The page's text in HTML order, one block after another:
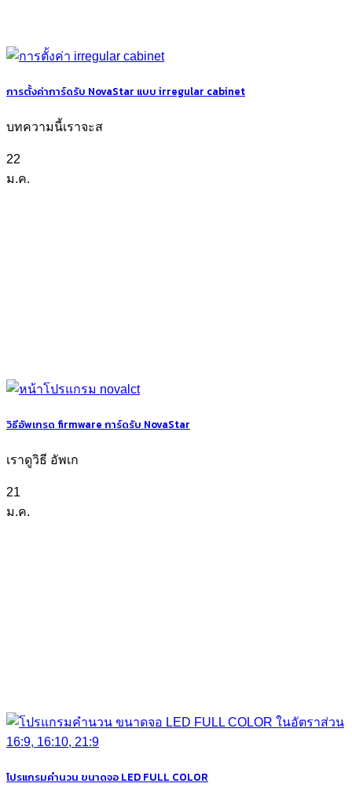
การตั้งค่าการ์ดรับ NovaStar แบบ irregular cabinet
บทความนี้เราจะส
22
ม.ค.
วิธีอัพเกรด firmware การ์ดรับ NovaStar
เราดูวิธี อัพเก
21
ม.ค.
โปรแกรมคำนวน ขนาดจอ LED FULL COLOR